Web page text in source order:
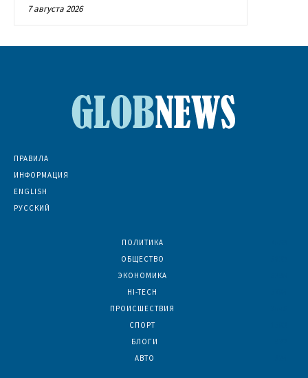
7 августа 2026
ПРАВИЛА
ИНФОРМАЦИЯ
ENGLISH
РУССКИЙ
ПОЛИТИКА
ОБЩЕСТВО
ЭКОНОМИКА
HI-TECH
ПРОИСШЕСТВИЯ
СПОРТ
БЛОГИ
АВТО